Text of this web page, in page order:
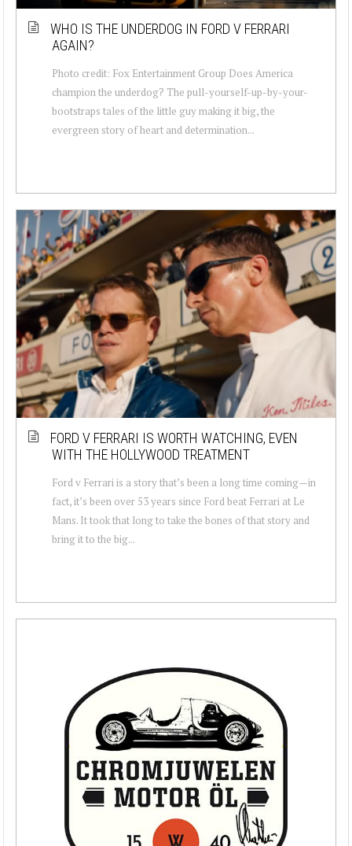
WHO IS THE UNDERDOG IN FORD V FERRARI
AGAIN?
Photo credit: Fox Entertainment Group Does America
champion the underdog? The pull-yourself-up-by-your-
bootstraps tales of the little guy making it big, the
evergreen story of heart and determination...
FORD V FERRARI IS WORTH WATCHING, EVEN
WITH THE HOLLYWOOD TREATMENT
Ford v Ferrari is a story that’s been a long time coming—in
fact, it’s been over 53 years since Ford beat Ferrari at Le
Mans. It took that long to take the bones of that story and
bring it to the big...